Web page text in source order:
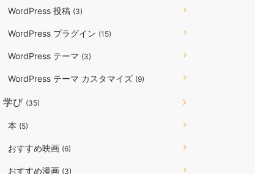
WordPress 投稿 (3)
WordPress プラグイン (15)
WordPress テーマ (3)
WordPress テーマ カスタマイズ (9)
学び (35)
本 (5)
おすすめ映画 (6)
おすすめ漫画 (3)